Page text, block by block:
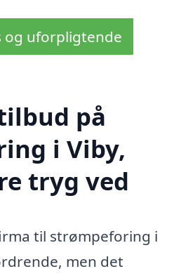
og uforpligtende
på
i Viby,
tryg ved
til strømpeforing i
men det